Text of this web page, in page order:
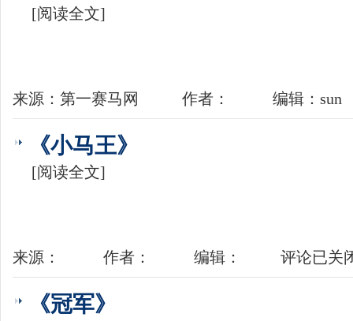
[阅读全文]
来源：第一赛马网 作者： 编辑：sun
《小马王》
[阅读全文]
来源： 作者： 编辑： 评论已关
《冠军》